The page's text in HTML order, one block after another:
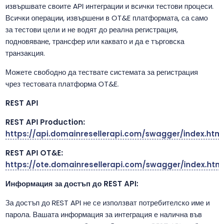
извършвате своите API интеграции и всички тестови процеси.
Всички операции, извършени в OT&E платформата, са само
за тестови цели и не водят до реална регистрация,
подновяване, трансфер или каквато и да е търговска
транзакция.
Можете свободно да тествате системата за регистрация
чрез тестовата платформа OT&E.
REST API
REST API Production:
https://api.domainresellerapi.com/swagger/
REST API OT&E:
https://ote.domainresellerapi.com/swagger/
Информация за достъп до REST API:
За достъп до REST API не се използват потребителско име и
парола. Вашата информация за интеграция е налична във